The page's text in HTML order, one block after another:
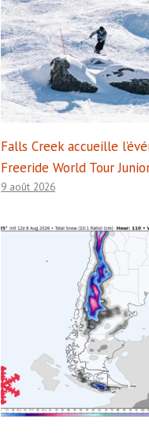
Falls Creek accueille
Freeride World Tour
9 août 2026